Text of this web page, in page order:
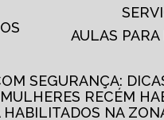
AULAS
SEGURANÇA:
MULHERES RECÉM
HABILITADOS NA